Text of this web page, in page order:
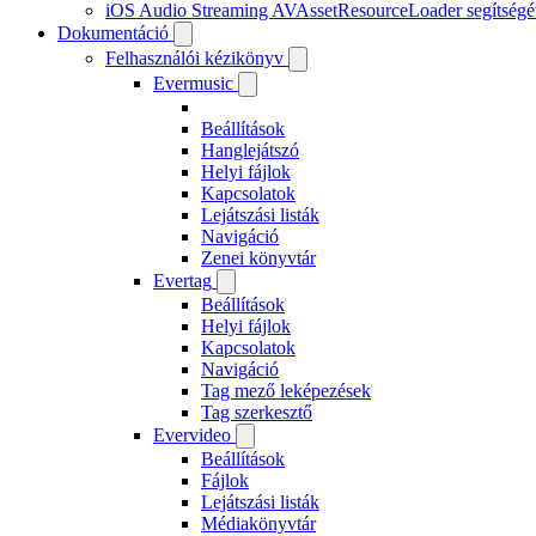
iOS Audio Streaming AVAssetResourceLoader
Dokumentáció
Felhasználói kézikönyv
Evermusic
Beállítások
Hanglejátszó
Helyi fájlok
Kapcsolatok
Lejátszási listák
Navigáció
Zenei könyvtár
Evertag
Beállítások
Helyi fájlok
Kapcsolatok
Navigáció
Tag mező leképezések
Tag szerkesztő
Evervideo
Beállítások
Fájlok
Lejátszási listák
Médiakönyvtár